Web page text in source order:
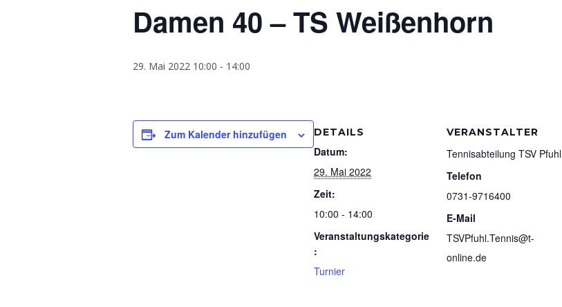
Damen 40 – TS Weißenhorn
29. Mai 2022 10:00 - 14:00
Zum Kalender hinzufügen DETAILS
Datum:
29. Mai 2022
Zeit:
10:00 - 14:00
Veranstaltungskategorie
:
Turnier
VERANSTALTER
Tennisabteilung TSV Pfuhl
Telefon
0731-9716400
E-Mail
TSVPfuhl.Tennis@t-
online.de